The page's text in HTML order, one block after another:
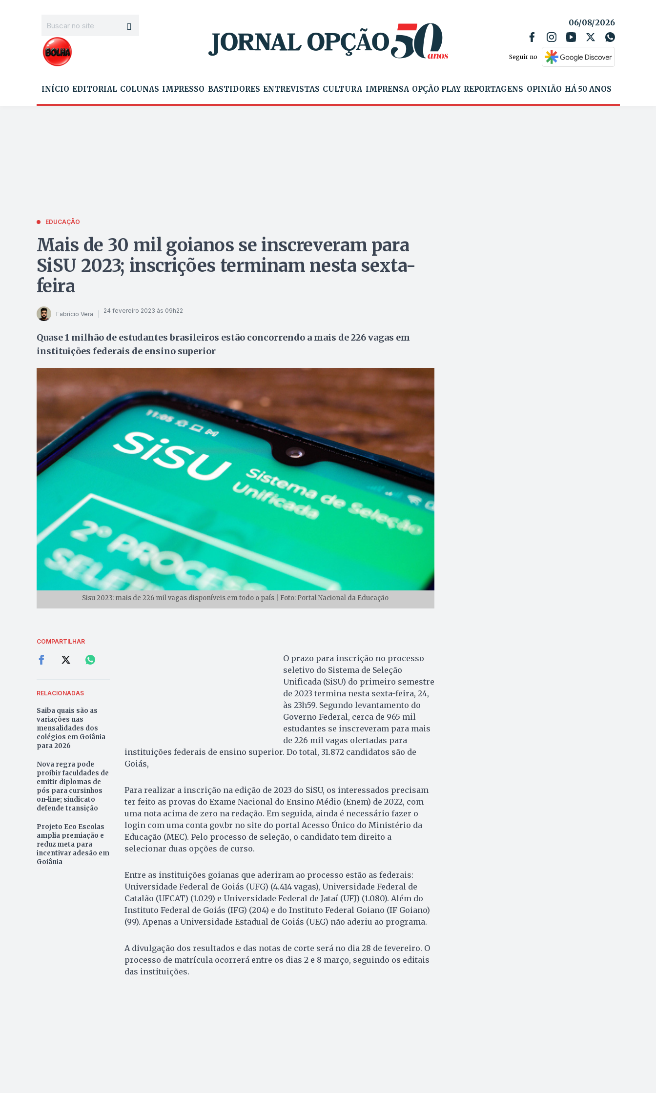
06/08/2026
Seguir no
INÍCIO EDITORIAL COLUNAS IMPRESSO BASTIDORES ENTREVISTAS CULTURA IMPRENSA OPÇÃO PLAY REPORTAGENS OPINIÃO HÁ 50 ANOS
EDUCAÇÃO
Mais de 30 mil goianos se inscreveram para
SiSU 2023; inscrições terminam nesta sexta-
feira
Fabrício Vera 24 fevereiro 2023 às 09h22
Quase 1 milhão de estudantes brasileiros estão concorrendo a mais de 226 vagas em
instituições federais de ensino superior
Sisu 2023: mais de 226 mil vagas disponíveis em todo o país | Foto: Portal Nacional da Educação
COMPARTILHAR
RELACIONADAS
Saiba quais são as
variações nas
mensalidades dos
colégios em Goiânia
para 2026
Nova regra pode
proibir faculdades de
emitir diplomas de
pós para cursinhos
on-line; sindicato
defende transição
Projeto Eco Escolas
amplia premiação e
reduz meta para
incentivar adesão em
Goiânia
O prazo para inscrição no processo
seletivo do Sistema de Seleção
Unificada (SiSU) do primeiro semestre
de 2023 termina nesta sexta-feira, 24,
às 23h59. Segundo levantamento do
Governo Federal, cerca de 965 mil
estudantes se inscreveram para mais
de 226 mil vagas ofertadas para
instituições federais de ensino superior. Do total, 31.872 candidatos são de
Goiás,
Para realizar a inscrição na edição de 2023 do SiSU, os interessados precisam
ter feito as provas do Exame Nacional do Ensino Médio (Enem) de 2022, com
uma nota acima de zero na redação. Em seguida, ainda é necessário fazer o
login com uma conta gov.br no site do portal Acesso Único do Ministério da
Educação (MEC). Pelo processo de seleção, o candidato tem direito a
selecionar duas opções de curso.
Entre as instituições goianas que aderiram ao processo estão as federais:
Universidade Federal de Goiás (UFG) (4.414 vagas), Universidade Federal de
Catalão (UFCAT) (1.029) e Universidade Federal de Jataí (UFJ) (1.080). Além do
Instituto Federal de Goiás (IFG) (204) e do Instituto Federal Goiano (IF Goiano)
(99). Apenas a Universidade Estadual de Goiás (UEG) não aderiu ao programa.
A divulgação dos resultados e das notas de corte será no dia 28 de fevereiro. O
processo de matrícula ocorrerá entre os dias 2 e 8 março, seguindo os editais
das instituições.